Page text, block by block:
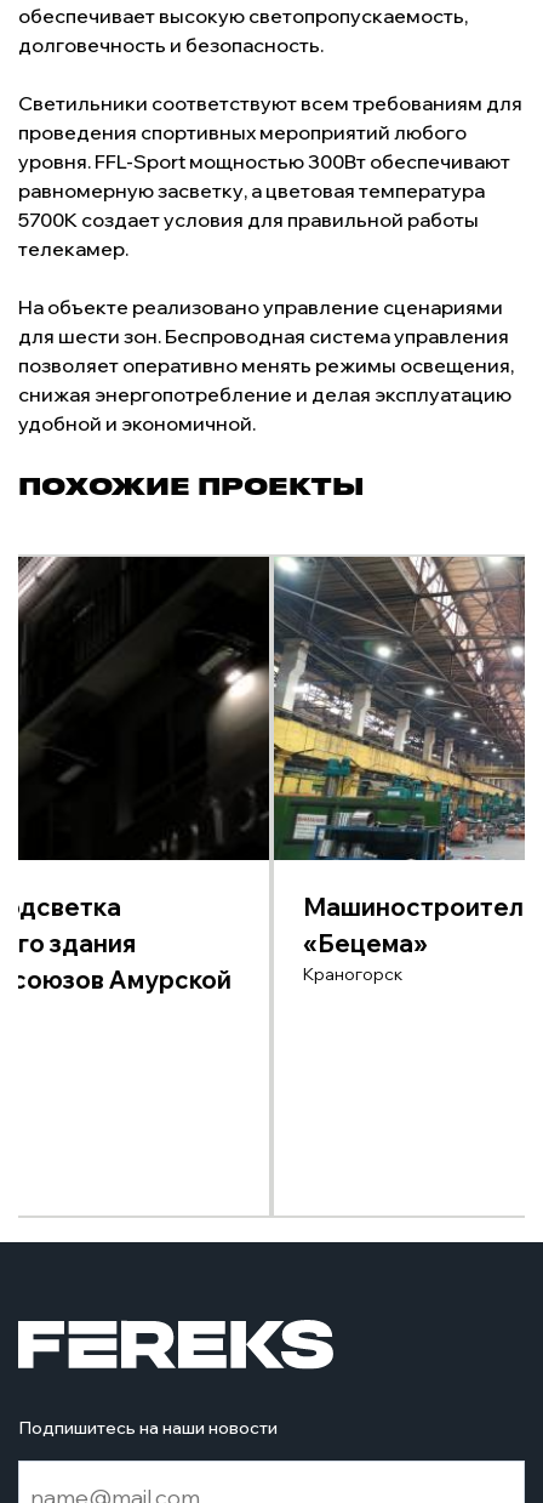
обеспечивает высокую светопропускаемость,
долговечность и безопасность.
Светильники соответствуют всем требованиям для
проведения спортивных мероприятий любого
уровня. FFL-Sport мощностью 300Вт обеспечивают
равномерную засветку, а цветовая температура
5700К создает условия для правильной работы
телекамер.
На объекте реализовано управление сценариями
для шести зон. Беспроводная система управления
позволяет оперативно менять режимы освещения,
снижая энергопотребление и делая эксплуатацию
удобной и экономичной.
ПОХОЖИЕ ПРОЕКТЫ
здания
Амурской
«Бецема»
Краногорск
Подпишитесь на наши новости